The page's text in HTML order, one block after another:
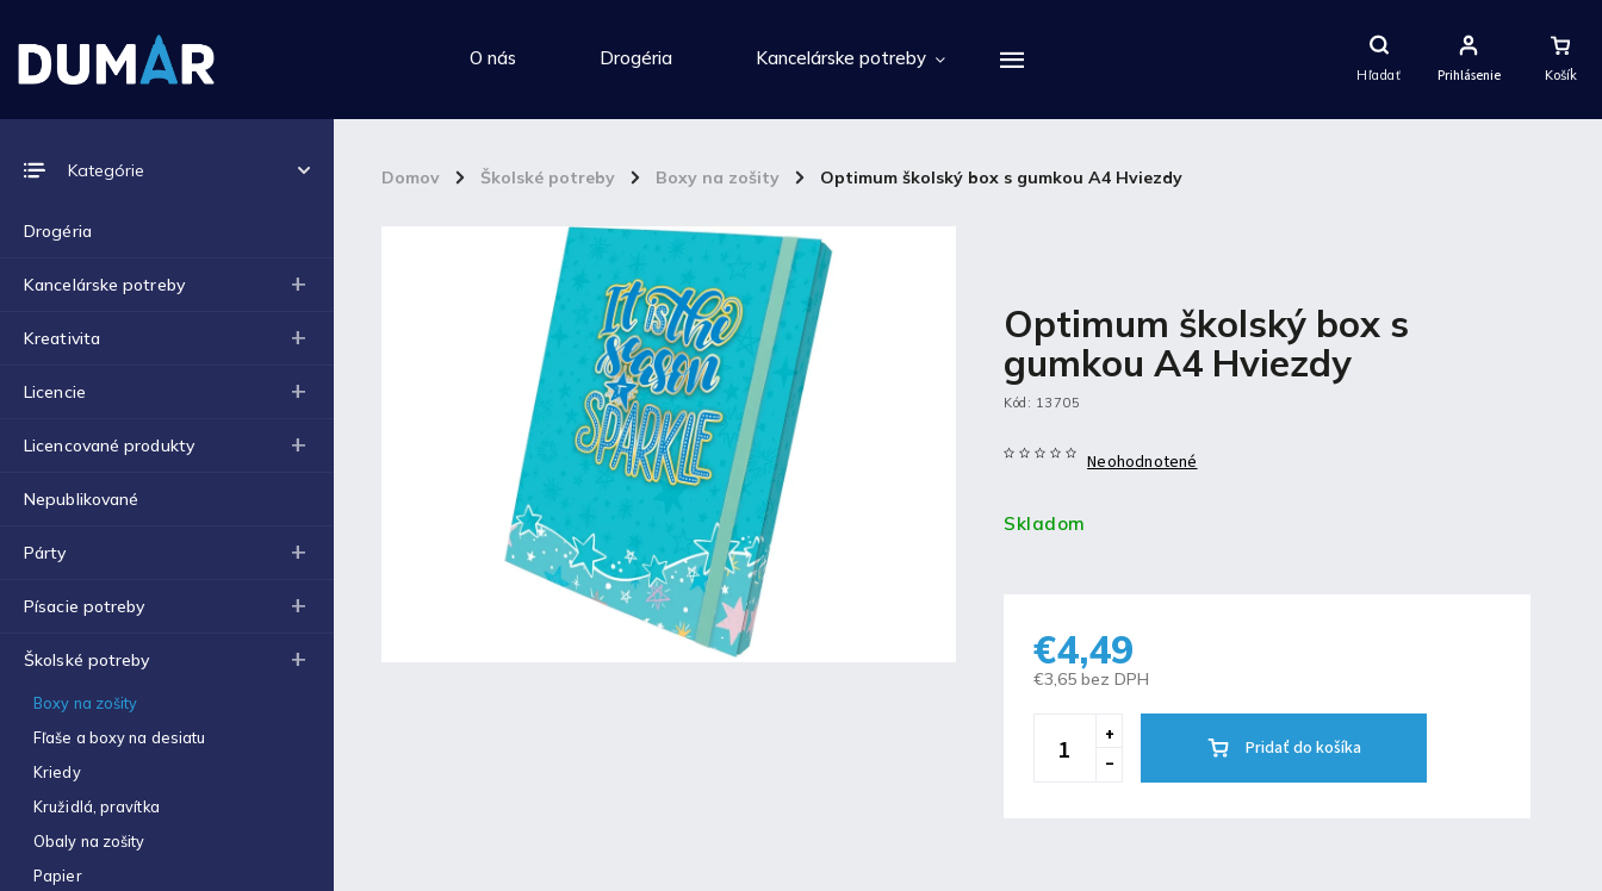
Hľadať
Nákupný
Košík
Prihlásenie
O nás Drogéria Kancelárske potreby
Domov / Školské potreby / Boxy na zošity / Optimum školský box s gumkou A4 Hviezdy
Kategórie
Drogéria
Kancelárske potreby
Kreativita
Licencie
Licencované produkty
Nepublikované
Párty
Písacie potreby
Školské potreby
Boxy na zošity
Fľaše a boxy na desiatu
Kriedy
Kružidlá, pravítka
Obaly na zošity
Papier
1ks
Výkres školský A3 (180g) -
€0,12
Optimum náplň guličková
€0,06
Zošit 523
Strúhadlo dvojité so
€0,86
Optimum školský box s
gumkou A4 Hviezdy
Kód: 13705
Neohodnotené
Skladom
€4,49
€3,65 bez DPH
Pridať do košíka